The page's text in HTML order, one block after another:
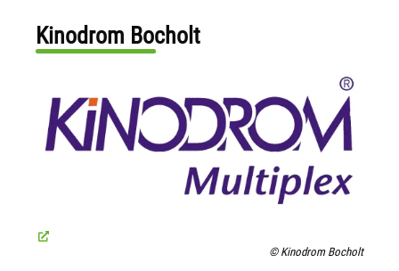
Kinodrom Bocholt
© Kinodrom Bocholt